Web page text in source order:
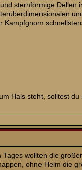
sternförmige
Kampfgnom
Hals steht, solltest
wollten die
ohne Helm die